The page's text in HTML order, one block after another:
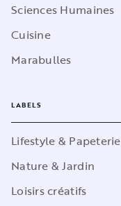
Sciences Humaines
Cuisine
Marabulles
LABELS
Lifestyle & Papeterie
Nature & Jardin
Loisirs créatifs